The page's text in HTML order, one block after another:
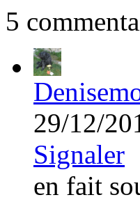
5
29/12/
Signaler
en fait